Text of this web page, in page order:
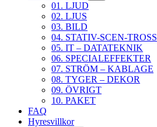
01. LJUD
02. LJUS
03. BILD
04. STATIV-SCEN-TROSS
05. IT – DATATEKNIK
06. SPECIALEFFEKTER
07. STRÖM – KABLAGE
08. TYGER – DEKOR
09. ÖVRIGT
10. PAKET
FAQ
Hyresvillkor